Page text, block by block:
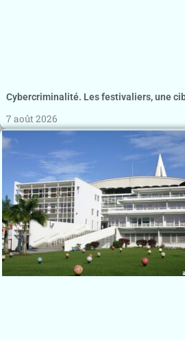
Cybercriminalité. Les festivaliers, une
7 août 2026